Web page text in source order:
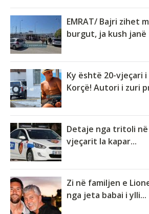
EMRAT/ Bajri zihet
burgut, ja kush janë
Ky është 20-vjeçari
Korçë! Autori i zuri
Detaje nga tritoli në
vjeçarit la kapar...
Zi në familjen e
nga jeta babai i ylli...